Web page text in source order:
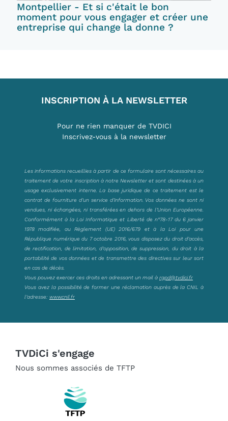
Montpellier - Et si c'était le bon
moment pour vous engager et créer une
entreprise qui change la donne ?
INSCRIPTION À LA NEWSLETTER
Pour ne rien manquer de TVDICI
Inscrivez-vous à la newsletter
Les informations recueillies à partir de ce formulaire sont nécessaires au
traitement de votre inscription à notre Newsletter et sont destinées à un
usage exclusivement interne. La base juridique de ce traitement est le
contrat de fourniture d’un service d’information. Vos données ne sont ni
vendues, ni échangées, ni transférées en dehors de l’Union Européenne.
Conformément à la Loi Informatique et Liberté de n°78-17 du 6 janvier
1978 modifiée, au Règlement (UE) 2016/679 et à la Loi pour une
République numérique du 7 octobre 2016, vous disposez du droit d’accès,
de rectification, de limitation, d’opposition, de suppression, du droit à la
portabilité de vos données et de transmettre des directives sur leur sort
en cas de décès.
Vous pouvez exercer ces droits en adressant un mail à rgpd@tvdici.fr
Vous avez la possibilité de former une réclamation auprès de la CNIL à
l’adresse: www.cnil.fr
TVDiCi s'engage
Nous sommes associés de TFTP